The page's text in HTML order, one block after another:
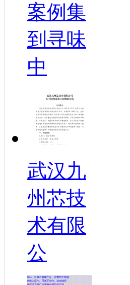
案例集
到寻味
中
武汉九
州芯技
术有限
公